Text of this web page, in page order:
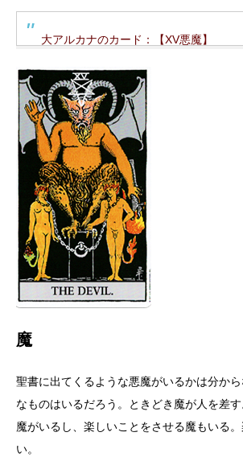
大アルカナのカード：【XV悪魔】
魔
聖書に出てくるような悪魔がいるかは分か
なものはいるだろう。ときどき魔が人を差
魔がいるし、楽しいことをさせる魔もいる
い。